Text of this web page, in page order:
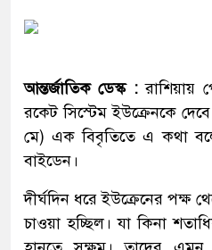
আন্তর্জাতিক ডেস্ক :রাশিয়ায়
রকেট সিস্টেম ইউক্রেনকে
মে) এক বিবৃতিতে এ কথা
বাইডেন।
দীর্ঘদিন ধরে ইউক্রেনের পক্ষ
চাওয়া হচ্ছিল। যা কিনা